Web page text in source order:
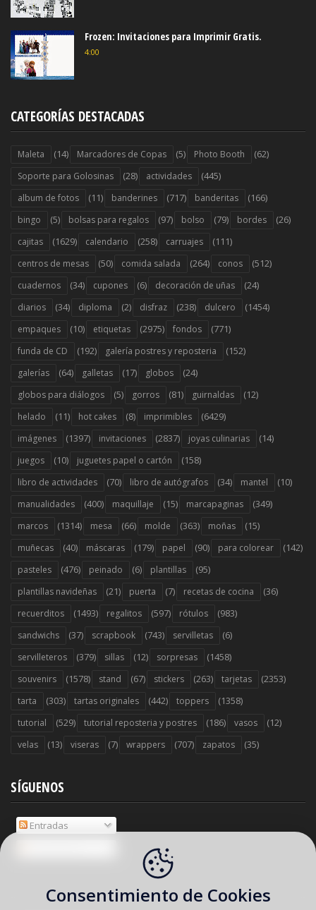
Frozen: Invitaciones para Imprimir Gratis.
4:00
CATEGORÍAS DESTACADAS
Maleta (14) Marcadores de Copas (5) Photo Booth (62)
Soporte para Golosinas (28) actividades (445)
album de fotos (11) banderines (717) banderitas (166)
bingo (5) bolsas para regalos (97) bolso (79) bordes (26)
cajitas (1629) calendario (258) carruajes (111)
centros de mesas (50) comida salada (264) conos (512)
cuadernos (34) cupones (6) decoración de uñas (24)
diarios (34) diploma (2) disfraz (238) dulcero (1454)
empaques (10) etiquetas (2975) fondos (771)
funda de CD (192) galería postres y reposteria (152)
galerías (64) galletas (17) globos (24)
globos para diálogos (5) gorros (81) guirnaldas (12)
helado (11) hot cakes (8) imprimibles (6429)
imágenes (1397) invitaciones (2837) joyas culinarias (14)
juegos (10) juguetes papel o cartón (158)
libro de actividades (70) libro de autógrafos (34) mantel (10)
manualidades (400) maquillaje (15) marcapaginas (349)
marcos (1314) mesa (66) molde (363) moñas (15)
muñecas (40) máscaras (179) papel (90) para colorear (142)
pasteles (476) peinado (6) plantillas (95)
plantillas navideñas (21) puerta (7) recetas de cocina (36)
recuerditos (1493) regalitos (597) rótulos (983)
sandwichs (37) scrapbook (743) servilletas (6)
servilleteros (379) sillas (12) sorpresas (1458)
souvenirs (1578) stand (67) stickers (263) tarjetas (2353)
tarta (303) tartas originales (442) toppers (1358)
tutorial (529) tutorial reposteria y postres (186) vasos (12)
velas (13) viseras (7) wrappers (707) zapatos (35)
SÍGUENOS
Entradas
Consentimiento de Cookies